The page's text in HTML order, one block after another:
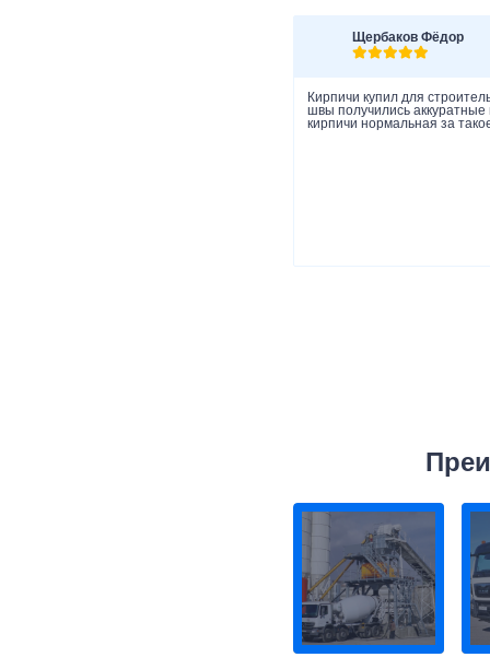
Щербаков Фёдор
Кирпичи купил для
швы получились
кирпичи нормальная за